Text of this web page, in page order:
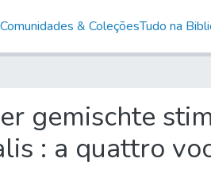
Comunidades & ColeçõesTudo na
gemischte
: a quattro